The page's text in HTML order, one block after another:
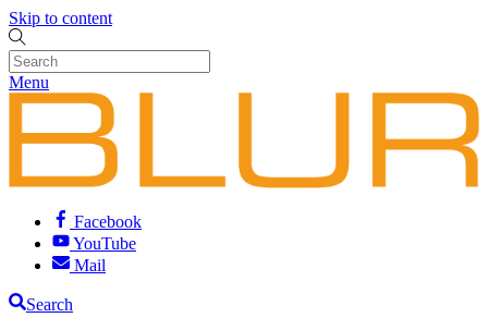
Skip to content
Menu
Facebook
YouTube
Mail
Search